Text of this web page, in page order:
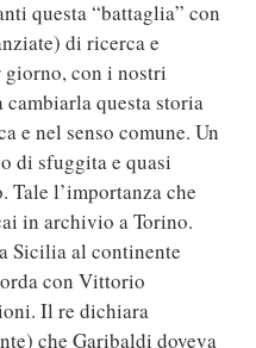
questa “battaglia” con
di ricerca e
con i nostri
questa storia
e nel senso comune. Un
di sfuggita e quasi
Tale l’importanza che
in archivio a Torino.
Sicilia al continente
con Vittorio
Il re dichiara
che Garibaldi doveva